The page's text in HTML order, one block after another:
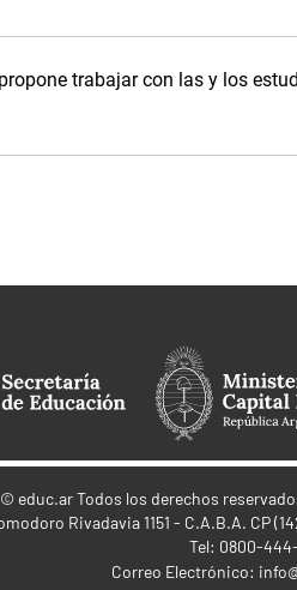
trabajar con las y los
© educ.arTodos los derechos
Rivadavia 1151 - C.A.B.A. CP
Tel: 0800-
Correo Electrónico: